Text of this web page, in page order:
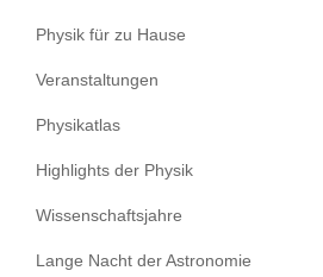
Physik für zu Hause
Veranstaltungen
Physikatlas
Highlights der Physik
Wissenschaftsjahre
Lange Nacht der Astronomie